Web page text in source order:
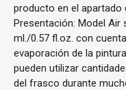
producto en el apartado
Presentación: Model Air
ml./0.57 fl.oz. con
evaporación de la
pueden utilizar
del frasco durante